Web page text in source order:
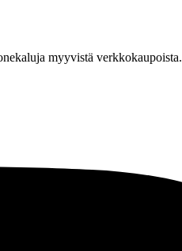
myyvistä verkkokaupoista.